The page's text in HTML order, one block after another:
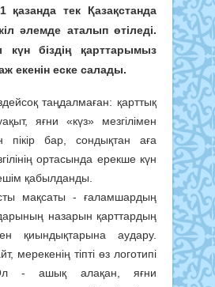
қазанда тек Қазақстанда
әлемде аталып өтіледі.
біздің қарттарымыз
екенін еске салады.
таңдалмаған: қарттық
яғни «күз» мезгілімен
пікір бар, сондықтан аға
ортасында ерекше күн
қабылданды.
мақсаты - ғаламшардың
назарын қарттардың
қиындықтарына аудару.
мерекенің тіпті өз логотипі
- ашық алақан, яғни